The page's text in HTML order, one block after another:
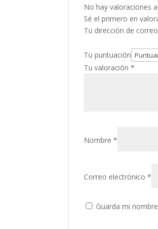
No hay valoraciones
Sé el primero en
Tu dirección de
Tu puntuación
Tu valoración*
Nombre*
Correo electrónico*
Guarda mi